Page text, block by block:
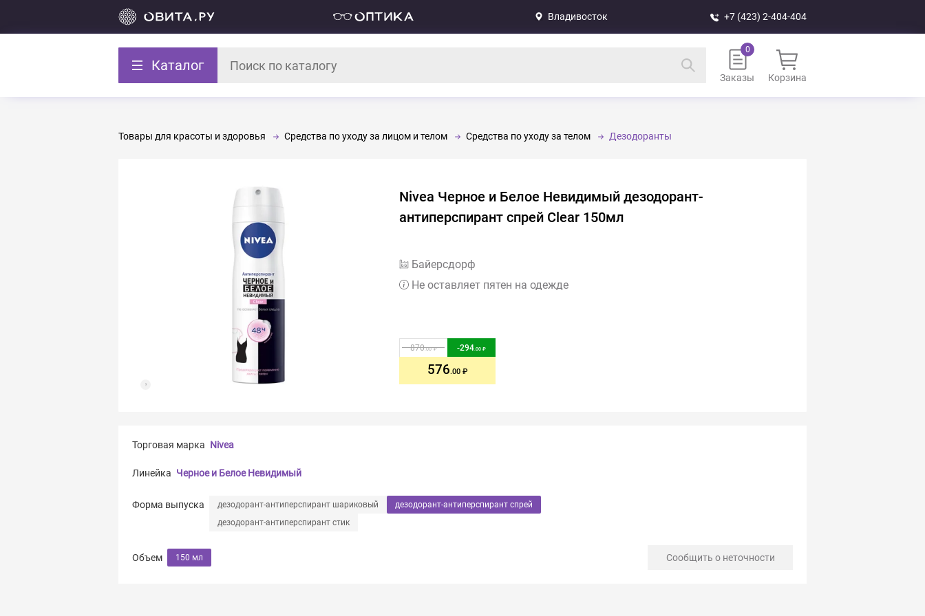
Владивосток +7 (423) 2-404-404
Каталог
Заказы Корзина
Товары для красоты и здоровья Средства по уходу за лицом и телом Средства по уходу за телом Дезодоранты
Nivea Черное и Белое Невидимый дезодорант-
антиперспирант спрей Clear 150мл
Байерсдорф
Не оставляет пятен на одежде
870.00 -294.00
576.00
Торговая марка Nivea
Линейка Черное и Белое Невидимый
Форма выпуска дезодорант-антиперспирант шариковый
дезодорант-антиперспирант спрей
дезодорант-антиперспирант стик
Объем 150 мл Сообщить о неточности